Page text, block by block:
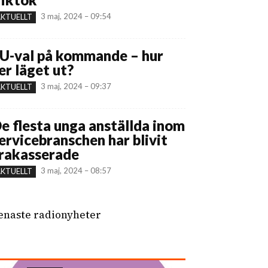
3 maj, 2024 – 09:54
val på kommande – hur
läget ut?
3 maj, 2024 – 09:37
flesta unga anställda inom
har blivit
3 maj, 2024 – 08:57
radionyheter